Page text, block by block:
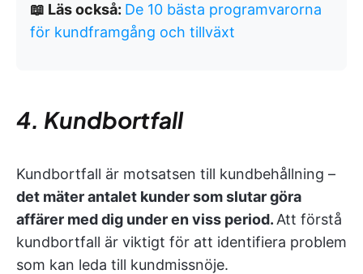
📖 Läs också: De 10 bästa programvarorna
för kundframgång och tillväxt
4. Kundbortfall
Kundbortfall är motsatsen till kundbehållning –
det mäter antalet kunder som slutar göra
affärer med dig under en viss period. Att förstå
kundbortfall är viktigt för att identifiera problem
som kan leda till kundmissnöje.